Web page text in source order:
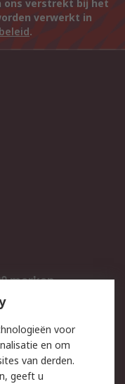
ons verstrekt bij het
verwerkt in
.
merken
voor
en om
van derden.
geeft u